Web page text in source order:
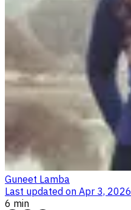
Guneet Lamba
Last updated on Apr 3, 2026
6 min